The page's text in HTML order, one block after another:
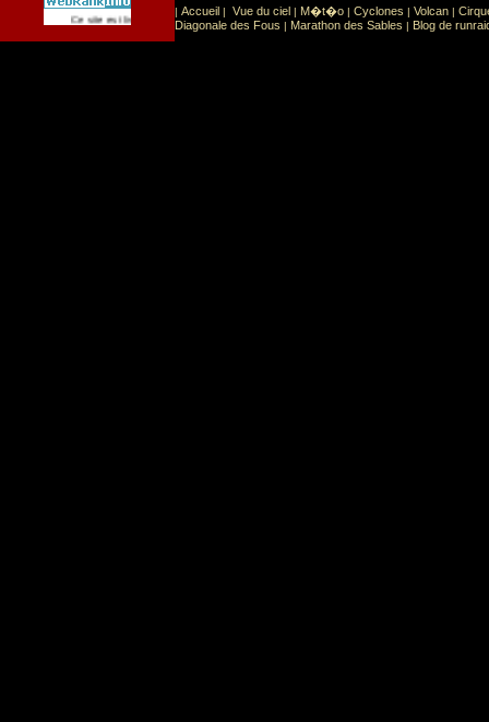
Ce site est list� dans la cat�gorie Sport: Sports extr�mes
| Accueil | Vue du ciel | M�t�o | Cyclones | Volcan |
Diagonale des Fous | Marathon des Sables | Blog de